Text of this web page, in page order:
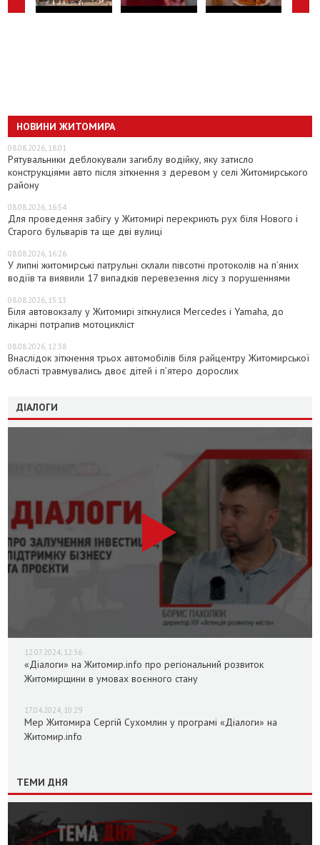
НОВИНИ ЖИТОМИРА
08.08.2026, 18:01
Рятувальники деблокували загиблу водійку, яку затисло
конструкціями авто після зіткнення з деревом у селі Житомирського
району
08.08.2026, 16:54
Для проведення забігу у Житомирі перекриють рух біля Нового і
Старого бульварів та ще дві вулиці
08.08.2026, 16:26
У липні житомирські патрульні склали півсотні протоколів на пʼяних
водіїв та виявили 17 випадків перевезення лісу з порушеннями
08.08.2026, 15:13
Біля автовокзалу у Житомирі зіткнулися Mercedes і Yamaha, до
лікарні потрапив мотоцикліст
08.08.2026, 12:38
Внаслідок зіткнення трьох автомобілів біля райцентру Житомирської
області травмувались двоє дітей і пʼятеро дорослих
ДІАЛОГИ
12.07.2024, 12:36
«Діалоги» на Житомир.info про регіональний розвиток
Житомирщини в умовах воєнного стану
17.04.2024, 10:29
Мер Житомира Сергій Сухомлин у програмі «Діалоги» на
Житомир.info
ТЕМИ ДНЯ